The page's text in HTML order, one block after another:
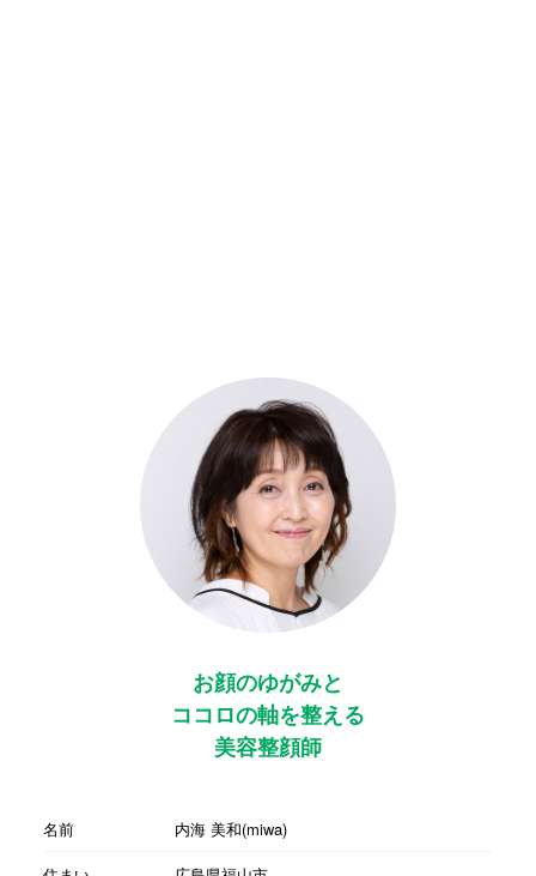
お顔のゆがみと
ココロの軸を整える
美容整顔師
名前
内海 美和(miwa)